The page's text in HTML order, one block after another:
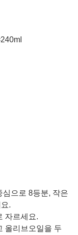
심으로 8등분, 작은
.
자르세요.
올리브오일을 두